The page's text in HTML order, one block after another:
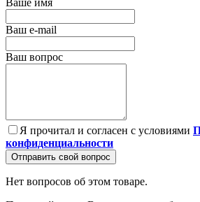
Ваше имя
Ваш e-mail
Ваш вопрос
Я прочитал и согласен с условиями
конфиденциальности
Отправить свой вопрос
Нет вопросов об этом товаре.